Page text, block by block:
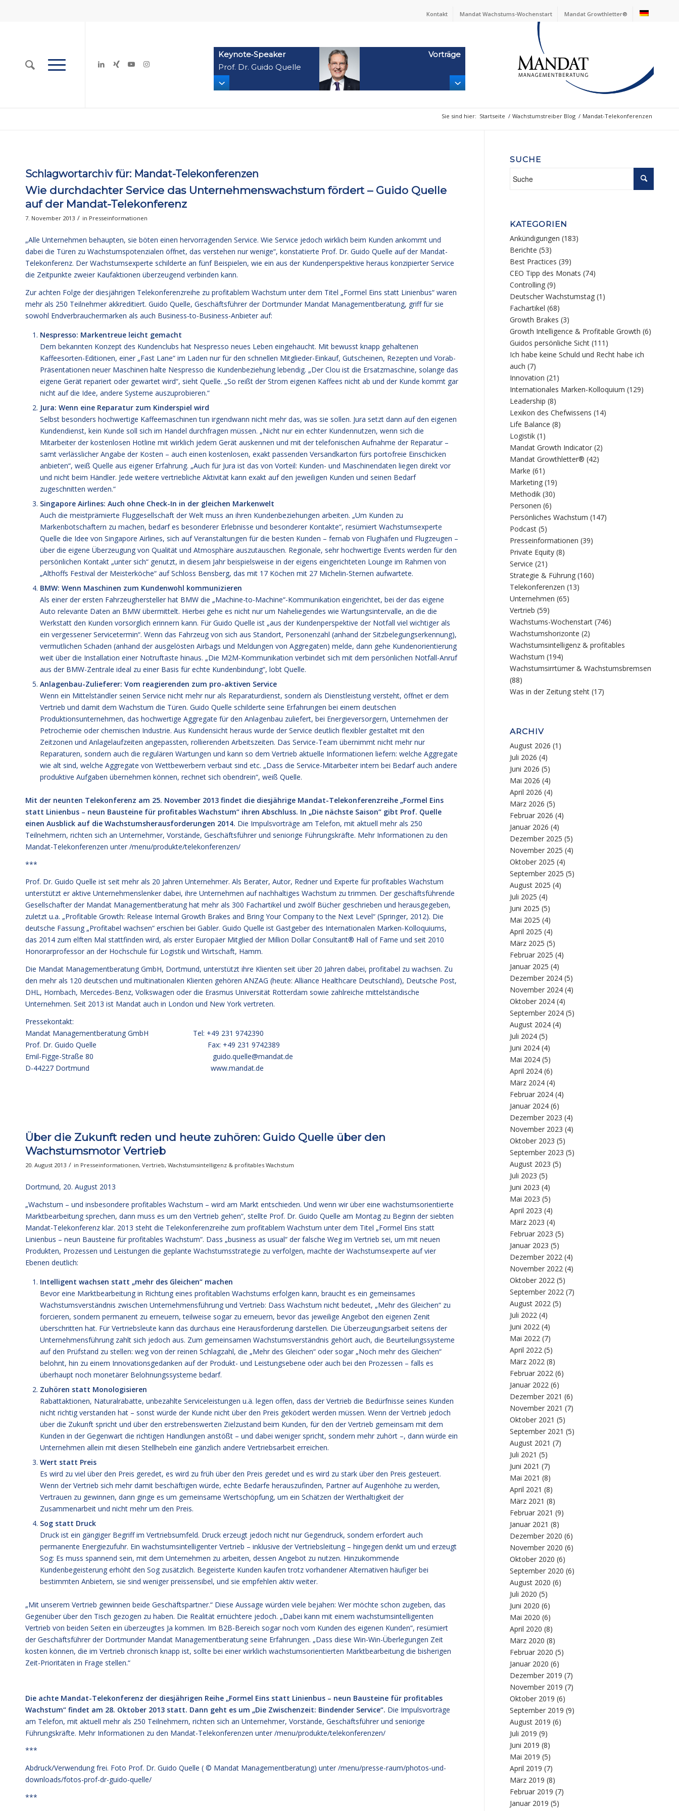
Kontakt Mandat Wachstums-Wochenstart Mandat Growthletter®
Keynote‑Speaker
Prof. Dr. Guido Quelle
Vorträge
Sie sind hier: Startseite / Wachstumstreiber Blog / Mandat-Telekonferenzen
Schlagwortarchiv für: Mandat-Telekonferenzen
Wie durchdachter Service das Unternehmenswachstum fördert – Guido Quelle
auf der Mandat-Telekonferenz
7. November 2013 / in Presseinformationen
„Alle Unternehmen behaupten, sie böten einen hervorragenden Service. Wie Service jedoch wirklich beim Kunden ankommt und
dabei die Türen zu Wachstumspotenzialen öffnet, das verstehen nur wenige“, konstatierte Prof. Dr. Guido Quelle auf der Mandat-
Telekonferenz. Der Wachstumsexperte schilderte an fünf Beispielen, wie ein aus der Kundenperspektive heraus konzipierter Service
die Zeitpunkte zweier Kaufaktionen überzeugend verbinden kann.
Zur achten Folge der diesjährigen Telekonferenzreihe zu profitablem Wachstum unter dem Titel „Formel Eins statt Linienbus“ waren
mehr als 250 Teilnehmer akkreditiert. Guido Quelle, Geschäftsführer der Dortmunder Mandat Managementberatung, griff für sie
sowohl Endverbrauchermarken als auch Business-to-Business-Anbieter auf:
Nespresso: Markentreue leicht gemacht
Dem bekannten Konzept des Kundenclubs hat Nespresso neues Leben eingehaucht. Mit bewusst knapp gehaltenen
Kaffeesorten-Editionen, einer „Fast Lane“ im Laden nur für den schnellen Mitglieder-Einkauf, Gutscheinen, Rezepten und Vorab-
Präsentationen neuer Maschinen halte Nespresso die Kundenbeziehung lebendig. „Der Clou ist die Ersatzmaschine, solange das
eigene Gerät repariert oder gewartet wird“, sieht Quelle. „So reißt der Strom eigenen Kaffees nicht ab und der Kunde kommt gar
nicht auf die Idee, andere Systeme auszuprobieren.“
Jura: Wenn eine Reparatur zum Kinderspiel wird
Selbst besonders hochwertige Kaffeemaschinen tun irgendwann nicht mehr das, was sie sollen. Jura setzt dann auf den eigenen
Kundendienst, kein Kunde soll sich im Handel durchfragen müssen. „Nicht nur ein echter Kundennutzen, wenn sich die
Mitarbeiter der kostenlosen Hotline mit wirklich jedem Gerät auskennen und mit der telefonischen Aufnahme der Reparatur –
samt verlässlicher Angabe der Kosten – auch einen kostenlosen, exakt passenden Versandkarton fürs portofreie Einschicken
anbieten“, weiß Quelle aus eigener Erfahrung. „Auch für Jura ist das von Vorteil: Kunden- und Maschinendaten liegen direkt vor
und nicht beim Händler. Jede weitere vertriebliche Aktivität kann exakt auf den jeweiligen Kunden und seinen Bedarf
zugeschnitten werden.“
Singapore Airlines: Auch ohne Check-In in der gleichen Markenwelt
Auch die meistprämierte Fluggesellschaft der Welt muss an ihren Kundenbeziehungen arbeiten. „Um Kunden zu
Markenbotschaftern zu machen, bedarf es besonderer Erlebnisse und besonderer Kontakte“, resümiert Wachstumsexperte
Quelle die Idee von Singapore Airlines, sich auf Veranstaltungen für die besten Kunden – fernab von Flughäfen und Flugzeugen –
über die eigene Überzeugung von Qualität und Atmosphäre auszutauschen. Regionale, sehr hochwertige Events werden für den
persönlichen Kontakt „unter sich“ genutzt, in diesem Jahr beispielsweise in der eigens eingerichteten Lounge im Rahmen von
„Althoffs Festival der Meisterköche“ auf Schloss Bensberg, das mit 17 Köchen mit 27 Michelin-Sternen aufwartete.
BMW: Wenn Maschinen zum Kundenwohl kommunizieren
Als einer der ersten Fahrzeughersteller hat BMW die „Machine-to-Machine“-Kommunikation eingerichtet, bei der das eigene
Auto relevante Daten an BMW übermittelt. Hierbei gehe es nicht nur um Naheliegendes wie Wartungsintervalle, an die die
Werkstatt den Kunden vorsorglich erinnern kann. Für Guido Quelle ist „aus der Kundenperspektive der Notfall viel wichtiger als
ein vergessener Servicetermin“. Wenn das Fahrzeug von sich aus Standort, Personenzahl (anhand der Sitzbelegungserkennung),
vermutlichen Schaden (anhand der ausgelösten Airbags und Meldungen von Aggregaten) melde, dann gehe Kundenorientierung
weit über die Installation einer Notruftaste hinaus. „Die M2M-Kommunikation verbindet sich mit dem persönlichen Notfall-Anruf
aus der BMW-Zentrale ideal zu einer Basis für echte Kundenbindung“, lobt Quelle.
Anlagenbau-Zulieferer: Vom reagierenden zum pro-aktiven Service
Wenn ein Mittelständler seinen Service nicht mehr nur als Reparaturdienst, sondern als Dienstleistung versteht, öffnet er dem
Vertrieb und damit dem Wachstum die Türen. Guido Quelle schilderte seine Erfahrungen bei einem deutschen
Produktionsunternehmen, das hochwertige Aggregate für den Anlagenbau zuliefert, bei Energieversorgern, Unternehmen der
Petrochemie oder chemischen Industrie. Aus Kundensicht heraus wurde der Service deutlich flexibler gestaltet mit den
Zeitzonen und Anlagelaufzeiten angepassten, rollierenden Arbeitszeiten. Das Service-Team übernimmt nicht mehr nur
Reparaturen, sondern auch die regulären Wartungen und kann so dem Vertrieb aktuelle Informationen liefern: welche Aggregate
wie alt sind, welche Aggregate von Wettbewerbern verbaut sind etc. „Dass die Service-Mitarbeiter intern bei Bedarf auch andere
produktive Aufgaben übernehmen können, rechnet sich obendrein“, weiß Quelle.
Mit der neunten Telekonferenz am 25. November 2013 findet die diesjährige Mandat-Telekonferenzreihe „Formel Eins
statt Linienbus – neun Bausteine für profitables Wachstum“ ihren Abschluss. In „Die nächste Saison“ gibt Prof. Quelle
einen Ausblick auf die Wachstumsherausforderungen 2014. Die Impulsvorträge am Telefon, mit aktuell mehr als 250
Teilnehmern, richten sich an Unternehmer, Vorstände, Geschäftsführer und seniorige Führungskräfte. Mehr Informationen zu den
Mandat-Telekonferenzen unter /menu/produkte/telekonferenzen/
***
Prof. Dr. Guido Quelle ist seit mehr als 20 Jahren Unternehmer. Als Berater, Autor, Redner und Experte für profitables Wachstum
unterstützt er aktive Unternehmenslenker dabei, ihre Unternehmen auf nachhaltiges Wachstum zu trimmen. Der geschäftsführende
Gesellschafter der Mandat Managementberatung hat mehr als 300 Fachartikel und zwölf Bücher geschrieben und herausgegeben,
zuletzt u.a. „Profitable Growth: Release Internal Growth Brakes and Bring Your Company to the Next Level“ (Springer, 2012). Die
deutsche Fassung „Profitabel wachsen“ erschien bei Gabler. Guido Quelle ist Gastgeber des Internationalen Marken-Kolloquiums,
das 2014 zum elften Mal stattfinden wird, als erster Europäer Mitglied der Million Dollar Consultant® Hall of Fame und seit 2010
Honorarprofessor an der Hochschule für Logistik und Wirtschaft, Hamm.
Die Mandat Managementberatung GmbH, Dortmund, unterstützt ihre Klienten seit über 20 Jahren dabei, profitabel zu wachsen. Zu
den mehr als 120 deutschen und multinationalen Klienten gehören ANZAG (heute: Alliance Healthcare Deutschland), Deutsche Post,
DHL, Hornbach, Mercedes-Benz, Volkswagen oder die Erasmus Universität Rotterdam sowie zahlreiche mittelständische
Unternehmen. Seit 2013 ist Mandat auch in London und New York vertreten.
Pressekontakt:
Mandat Managementberatung GmbH Tel: +49 231 9742390
Prof. Dr. Guido Quelle Fax: +49 231 9742389
Emil-Figge-Straße 80 guido.quelle@mandat.de
D-44227 Dortmund www.mandat.de
Über die Zukunft reden und heute zuhören: Guido Quelle über den
Wachstumsmotor Vertrieb
20. August 2013 / in Presseinformationen, Vertrieb, Wachstumsintelligenz & profitables Wachstum
Dortmund, 20. August 2013
„Wachstum – und insbesondere profitables Wachstum – wird am Markt entschieden. Und wenn wir über eine wachstumsorientierte
Marktbearbeitung sprechen, dann muss es um den Vertrieb gehen“, stellte Prof. Dr. Guido Quelle am Montag zu Beginn der siebten
Mandat-Telekonferenz klar. 2013 steht die Telekonferenzreihe zum profitablem Wachstum unter dem Titel „Formel Eins statt
Linienbus – neun Bausteine für profitables Wachstum“. Dass „business as usual“ der falsche Weg im Vertrieb sei, um mit neuen
Produkten, Prozessen und Leistungen die geplante Wachstumsstrategie zu verfolgen, machte der Wachstumsexperte auf vier
Ebenen deutlich:
Intelligent wachsen statt „mehr des Gleichen“ machen
Bevor eine Marktbearbeitung in Richtung eines profitablen Wachstums erfolgen kann, braucht es ein gemeinsames
Wachstumsverständnis zwischen Unternehmensführung und Vertrieb: Dass Wachstum nicht bedeutet, „Mehr des Gleichen“ zu
forcieren, sondern permanent zu erneuern, teilweise sogar zu erneuern, bevor das jeweilige Angebot den eigenen Zenit
überschritten hat. Für Vertriebsleute kann das durchaus eine Herausforderung darstellen. Die Überzeugungsarbeit seitens der
Unternehmensführung zahlt sich jedoch aus. Zum gemeinsamen Wachstumsverständnis gehört auch, die Beurteilungssysteme
auf den Prüfstand zu stellen: weg von der reinen Schlagzahl, die „Mehr des Gleichen“ oder sogar „Noch mehr des Gleichen“
belohnt, hin zu einem Innovationsgedanken auf der Produkt- und Leistungsebene oder auch bei den Prozessen – falls es
überhaupt noch monetärer Belohnungssysteme bedarf.
Zuhören statt Monologisieren
Rabattaktionen, Naturalrabatte, unbezahlte Serviceleistungen u.ä. legen offen, dass der Vertrieb die Bedürfnisse seines Kunden
nicht richtig verstanden hat – sonst würde der Kunde nicht über den Preis geködert werden müssen. Wenn der Vertrieb jedoch
über die Zukunft spricht und über den erstrebenswerten Zielzustand beim Kunden, für den der Vertrieb gemeinsam mit dem
Kunden in der Gegenwart die richtigen Handlungen anstößt – und dabei weniger spricht, sondern mehr zuhört –, dann würde ein
Unternehmen allein mit diesen Stellhebeln eine gänzlich andere Vertriebsarbeit erreichen.
Wert statt Preis
Es wird zu viel über den Preis geredet, es wird zu früh über den Preis geredet und es wird zu stark über den Preis gesteuert.
Wenn der Vertrieb sich mehr damit beschäftigen würde, echte Bedarfe herauszufinden, Partner auf Augenhöhe zu werden,
Vertrauen zu gewinnen, dann ginge es um gemeinsame Wertschöpfung, um ein Schätzen der Werthaltigkeit der
Zusammenarbeit und nicht mehr um den Preis.
Sog statt Druck
Druck ist ein gängiger Begriff im Vertriebsumfeld. Druck erzeugt jedoch nicht nur Gegendruck, sondern erfordert auch
permanente Energiezufuhr. Ein wachstumsintelligenter Vertrieb – inklusive der Vertriebsleitung – hingegen denkt um und erzeugt
Sog: Es muss spannend sein, mit dem Unternehmen zu arbeiten, dessen Angebot zu nutzen. Hinzukommende
Kundenbegeisterung erhöht den Sog zusätzlich. Begeisterte Kunden kaufen trotz vorhandener Alternativen häufiger bei
bestimmten Anbietern, sie sind weniger preissensibel, und sie empfehlen aktiv weiter.
„Mit unserem Vertrieb gewinnen beide Geschäftspartner.“ Diese Aussage würden viele bejahen: Wer möchte schon zugeben, das
Gegenüber über den Tisch gezogen zu haben. Die Realität ernüchtere jedoch. „Dabei kann mit einem wachstumsintelligenten
Vertrieb von beiden Seiten ein überzeugtes Ja kommen. Im B2B-Bereich sogar noch vom Kunden des eigenen Kunden“, resümiert
der Geschäftsführer der Dortmunder Mandat Managementberatung seine Erfahrungen. „Dass diese Win-Win-Überlegungen Zeit
kosten können, die im Vertrieb chronisch knapp ist, sollte bei einer wirklich wachstumsorientierten Marktbearbeitung die bisherigen
Zeit-Prioritäten in Frage stellen.“
Die achte Mandat-Telekonferenz der diesjährigen Reihe „Formel Eins statt Linienbus – neun Bausteine für profitables
Wachstum“ findet am 28. Oktober 2013 statt. Dann geht es um „Die Zwischenzeit: Bindender Service“. Die Impulsvorträge
am Telefon, mit aktuell mehr als 250 Teilnehmern, richten sich an Unternehmer, Vorstände, Geschäftsführer und seniorige
Führungskräfte. Mehr Informationen zu den Mandat-Telekonferenzen unter /menu/produkte/telekonferenzen/
***
Abdruck/Verwendung frei. Foto Prof. Dr. Guido Quelle ( © Mandat Managementberatung) unter /menu/presse-raum/photos-und-
downloads/fotos-prof-dr-guido-quelle/
***
SUCHE
KATEGORIEN
Ankündigungen (183)
Berichte (53)
Best Practices (39)
CEO Tipp des Monats (74)
Controlling (9)
Deutscher Wachstumstag (1)
Fachartikel (68)
Growth Brakes (3)
Growth Intelligence & Profitable Growth (6)
Guidos persönliche Sicht (111)
Ich habe keine Schuld und Recht habe ich
auch (7)
Innovation (21)
Internationales Marken-Kolloquium (129)
Leadership (8)
Lexikon des Chefwissens (14)
Life Balance (8)
Logistik (1)
Mandat Growth Indicator (2)
Mandat Growthletter® (42)
Marke (61)
Marketing (19)
Methodik (30)
Personen (6)
Persönliches Wachstum (147)
Podcast (5)
Presseinformationen (39)
Private Equity (8)
Service (21)
Strategie & Führung (160)
Telekonferenzen (13)
Unternehmen (65)
Vertrieb (59)
Wachstums-Wochenstart (746)
Wachstumshorizonte (2)
Wachstumsintelligenz & profitables
Wachstum (194)
Wachstumsirrtümer & Wachstumsbremsen
(88)
Was in der Zeitung steht (17)
ARCHIV
August 2026 (1)
Juli 2026 (4)
Juni 2026 (5)
Mai 2026 (4)
April 2026 (4)
März 2026 (5)
Februar 2026 (4)
Januar 2026 (4)
Dezember 2025 (5)
November 2025 (4)
Oktober 2025 (4)
September 2025 (5)
August 2025 (4)
Juli 2025 (4)
Juni 2025 (5)
Mai 2025 (4)
April 2025 (4)
März 2025 (5)
Februar 2025 (4)
Januar 2025 (4)
Dezember 2024 (5)
November 2024 (4)
Oktober 2024 (4)
September 2024 (5)
August 2024 (4)
Juli 2024 (5)
Juni 2024 (4)
Mai 2024 (5)
April 2024 (6)
März 2024 (4)
Februar 2024 (4)
Januar 2024 (6)
Dezember 2023 (4)
November 2023 (4)
Oktober 2023 (5)
September 2023 (5)
August 2023 (5)
Juli 2023 (5)
Juni 2023 (4)
Mai 2023 (5)
April 2023 (4)
März 2023 (4)
Februar 2023 (5)
Januar 2023 (5)
Dezember 2022 (4)
November 2022 (4)
Oktober 2022 (5)
September 2022 (7)
August 2022 (5)
Juli 2022 (4)
Juni 2022 (4)
Mai 2022 (7)
April 2022 (5)
März 2022 (8)
Februar 2022 (6)
Januar 2022 (6)
Dezember 2021 (6)
November 2021 (7)
Oktober 2021 (5)
September 2021 (5)
August 2021 (7)
Juli 2021 (5)
Juni 2021 (7)
Mai 2021 (8)
April 2021 (8)
März 2021 (8)
Februar 2021 (9)
Januar 2021 (8)
Dezember 2020 (6)
November 2020 (6)
Oktober 2020 (6)
September 2020 (6)
August 2020 (6)
Juli 2020 (5)
Juni 2020 (6)
Mai 2020 (6)
April 2020 (8)
März 2020 (8)
Februar 2020 (5)
Januar 2020 (6)
Dezember 2019 (7)
November 2019 (7)
Oktober 2019 (6)
September 2019 (9)
August 2019 (6)
Juli 2019 (9)
Juni 2019 (8)
Mai 2019 (5)
April 2019 (7)
März 2019 (8)
Februar 2019 (7)
Januar 2019 (5)